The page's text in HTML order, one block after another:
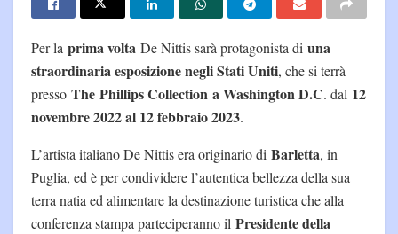
Per la prima volta De Nittis sarà protagonista di una
straordinaria esposizione negli Stati Uniti, che si terrà
presso The Phillips Collection a Washington D.C. dal 12
novembre 2022 al 12 febbraio 2023.
L’artista italiano De Nittis era originario di Barletta, in
Puglia, ed è per condividere l’autentica bellezza della sua
terra natia ed alimentare la destinazione turistica che alla
conferenza stampa parteciperanno il Presidente della